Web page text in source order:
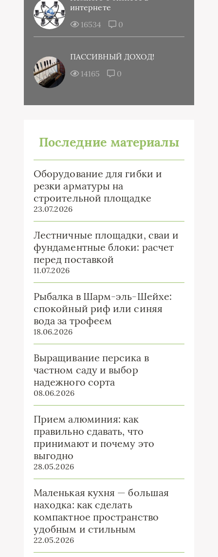
интернете
16534
0
ПАССИВНЫЙ ДОХОД!
14165
0
Последние материалы
Оборудование для гибки и
резки арматуры на
строительной площадке
23.07.2026
Лестничные площадки, сваи и
фундаментные блоки: расчет
перед поставкой
11.07.2026
Рыбалка в Шарм-эль-Шейхе:
спокойный риф или синяя
вода за трофеем
18.06.2026
Выращивание персика в
частном саду и выбор
надежного сорта
08.06.2026
Прием алюминия: как
правильно сдавать, что
принимают и почему это
выгодно
28.05.2026
Маленькая кухня — большая
находка: как сделать
компактное пространство
удобным и стильным
22.05.2026